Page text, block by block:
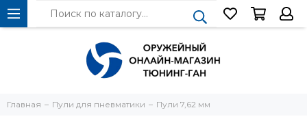
Главная Пули для пневматики Пули 7,62 мм